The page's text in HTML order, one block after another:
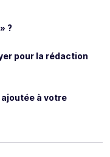
?
pour la rédaction
à votre